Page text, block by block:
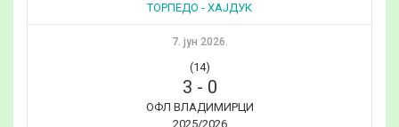
ТОРПЕДО - ХАЈДУК
7. јун 2026.
(14)
3 - 0
ОФЛ ВЛАДИМИРЦИ
2025/2026